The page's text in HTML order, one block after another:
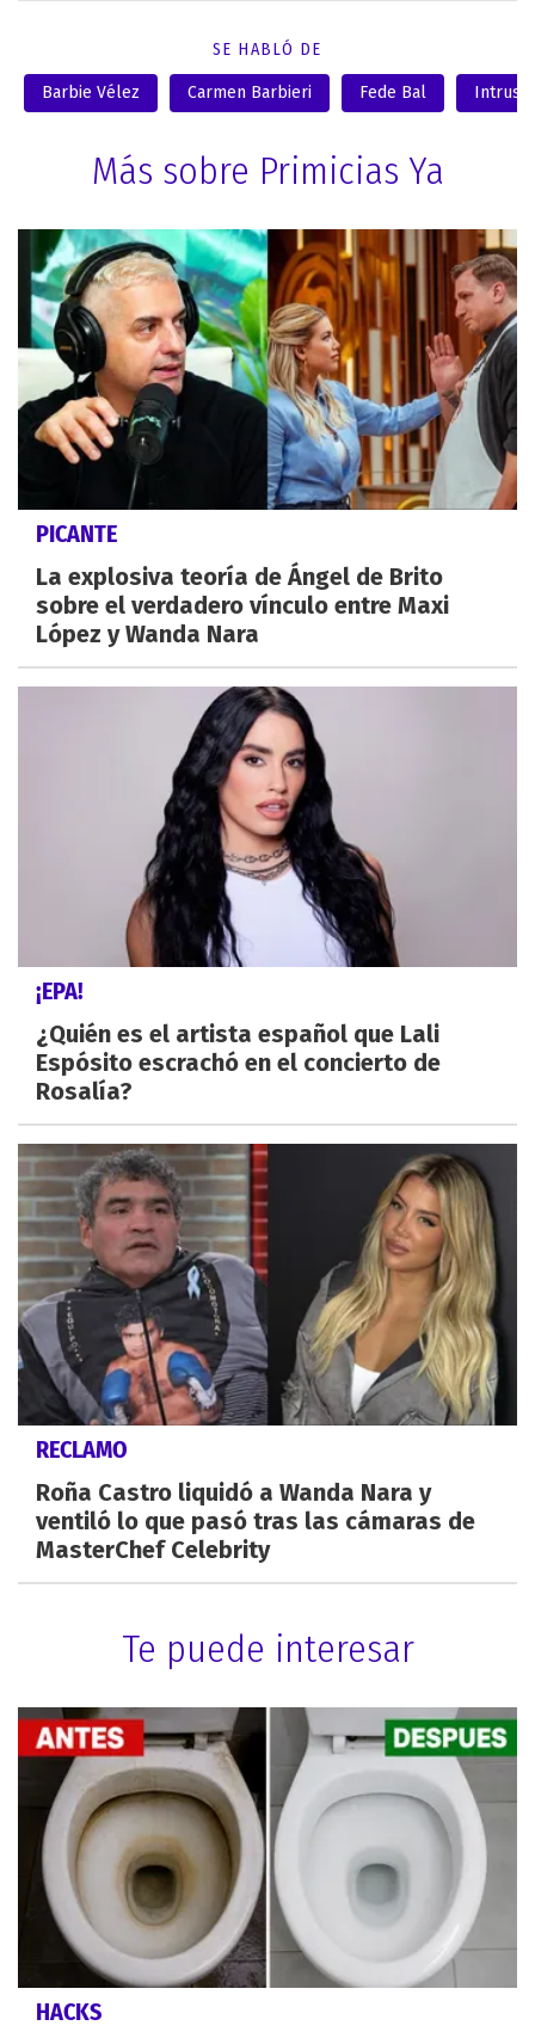
SE HABLÓ DE
Barbie Vélez Carmen Barbieri Fede Bal
Más sobre Primicias Ya
PICANTE
La explosiva teoría de Ángel de Brito
sobre el verdadero vínculo entre Maxi
López y Wanda Nara
¡EPA!
¿Quién es el artista español que Lali
Espósito escrachó en el concierto de
Rosalía?
RECLAMO
Roña Castro liquidó a Wanda Nara y
ventiló lo que pasó tras las cámaras de
MasterChef Celebrity
Te puede interesar
HACKS